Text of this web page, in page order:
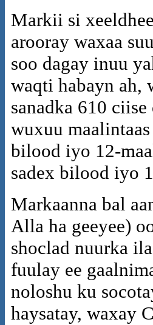
Markii si
arooray waxaa
soo dagay inuu
waqti habayn ah,
sanadka 610
wuxuu
bilood iyo 12-
sadex bilood iyo
Markaanna bal
Alla ha geeyee)
shoclad nuurka
fuulay ee
noloshu ku
haysatay, waxay